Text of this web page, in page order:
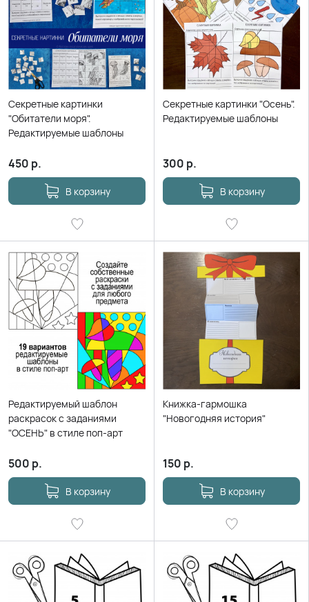
Секретные картинки
"Обитатели моря".
Редактируемые шаблоны
450 р.
В корзину
Секретные картинки "Осень".
Редактируемые шаблоны
300 р.
В корзину
Редактируемый шаблон
раскрасок с заданиями
"ОСЕНЬ" в стиле поп-арт
500 р.
В корзину
Книжка-гармошка
"Новогодняя история"
150 р.
В корзину